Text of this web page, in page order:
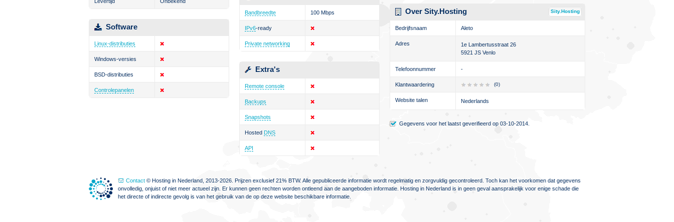
Software
Linux-distributies
Windows-versies
BSD-distributies
Controlepanelen
Bandbreedte 100 Mbps
IPv6-ready
Private networking
Extra's
Remote console
Backups
Snapshots
Hosted DNS
API
Over Sity.Hosting Sity.Hosting
Bedrijfsnaam Aleto
Adres
1e Lambertusstraat 26
5921 JS Venlo
Telefoonnummer -
Klantwaardering (0)
Website talen Nederlands
Gegevens voor het laatst geverifieerd op 03-10-2014.
Contact © Hosting in Nederland, 2013-2026. Prijzen exclusief 21% BTW. Alle gepubliceerde informatie wordt regelmatig en zorgvuldig gecontroleerd. Toch kan het voorkomen dat gegevens
onvolledig, onjuist of niet meer actueel zijn. Er kunnen geen rechten worden ontleend aan de aangeboden informatie. Hosting in Nederland is in geen geval aansprakelijk voor enige schade die
het directe of indirecte gevolg is van het gebruik van de op deze website beschikbare informatie.